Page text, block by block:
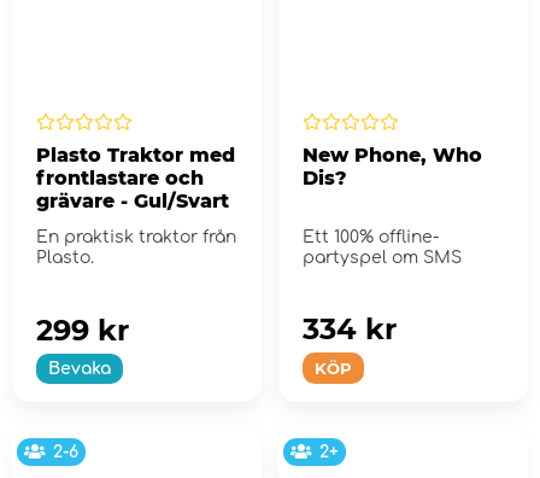
Plasto Traktor med
frontlastare och
grävare - Gul/Svart
En praktisk traktor från
Plasto.
Bevaka
299 kr
New Phone, Who
Dis?
Ett 100% offline-
partyspel om SMS
KÖP
334 kr
2-6 2+